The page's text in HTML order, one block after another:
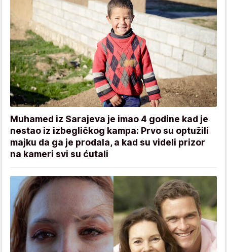
Muhamed iz Sarajeva je imao 4 godine kad je
nestao iz izbegličkog kampa: Prvo su optužili
majku da ga je prodala, a kad su videli prizor
na kameri svi su ćutali